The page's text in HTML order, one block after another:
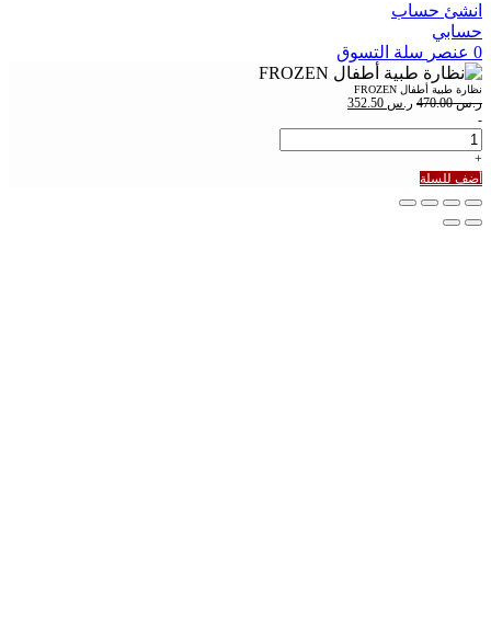
انشئ حساب
حسابي
0 عنصر سلة التسوق
نظارة طبية أطفال FROZEN
ر.س470.00 ر.س
-
+
أضف للسلة